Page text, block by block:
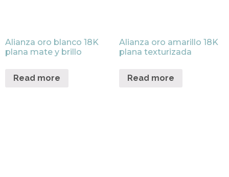
Alianza oro blanco 18K
plana mate y brillo
Read more
Alianza oro amarillo 18K
plana texturizada
Read more